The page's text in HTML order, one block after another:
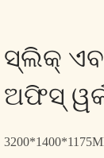
ସ୍ଲିକ୍
ଅଫିସ୍